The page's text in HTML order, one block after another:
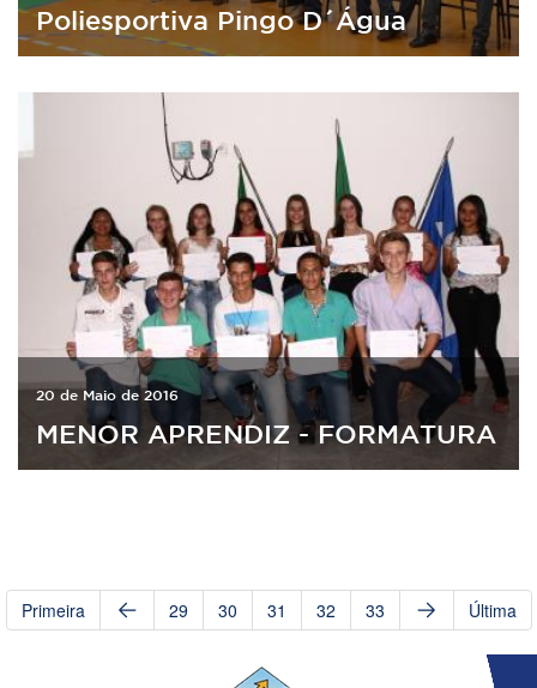
Poliesportiva Pingo D´Água
20 de Maio de 2016
MENOR APRENDIZ - FORMATURA
Primeira 29 30 31 32 33 Última